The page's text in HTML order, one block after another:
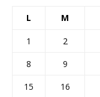
L M
1 2
8
9
15
16